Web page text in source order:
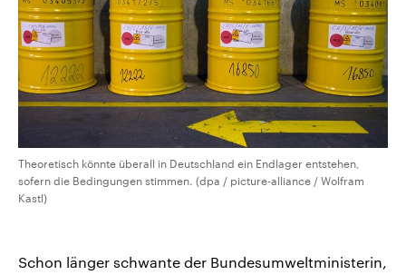
Theoretisch könnte überall in Deutschland ein Endlager entstehen,
sofern die Bedingungen stimmen. (dpa / picture-alliance / Wolfram
Kastl)
Schon länger schwante der Bundesumweltministerin,